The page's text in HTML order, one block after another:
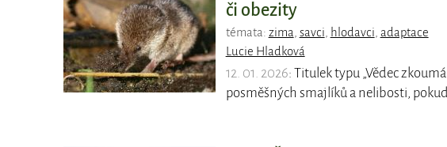
či obezity
témata: zima savci hlodavci adaptace
Lucie Hladková
12. 01. 2026: Titulek typu „Vědec
posměšných smajlíků a nelibosti,